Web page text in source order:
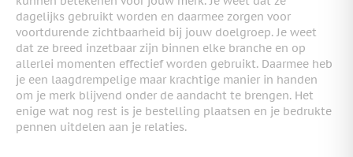
dagelijks gebruikt worden en daarmee zorgen voor
voortdurende zichtbaarheid bij jouw doelgroep. Je weet
dat ze breed inzetbaar zijn binnen elke branche en op
allerlei momenten effectief worden gebruikt. Daarmee heb
je een laagdrempelige maar krachtige manier in handen
om je merk blijvend onder de aandacht te brengen. Het
enige wat nog rest is je bestelling plaatsen en je bedrukte
pennen uitdelen aan je relaties.